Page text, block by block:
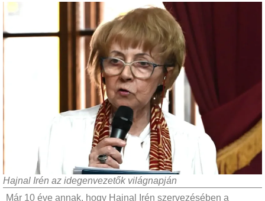
Hajnal Irén az idegenvezetők világnapján
Már 10 éve annak, hogy Hajnal Irén szervezésében a